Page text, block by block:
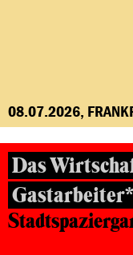
08.07.2026,
Das